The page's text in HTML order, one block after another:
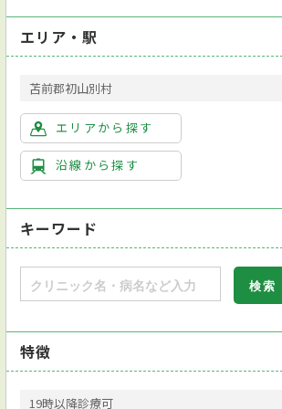
エリア・駅
苫前郡初山別村
エリアから探す
沿線から探す
キーワード
特徴
19時以降診療可